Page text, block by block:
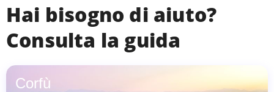
Hai bisogno di aiuto?
Consulta la guida
Corfù